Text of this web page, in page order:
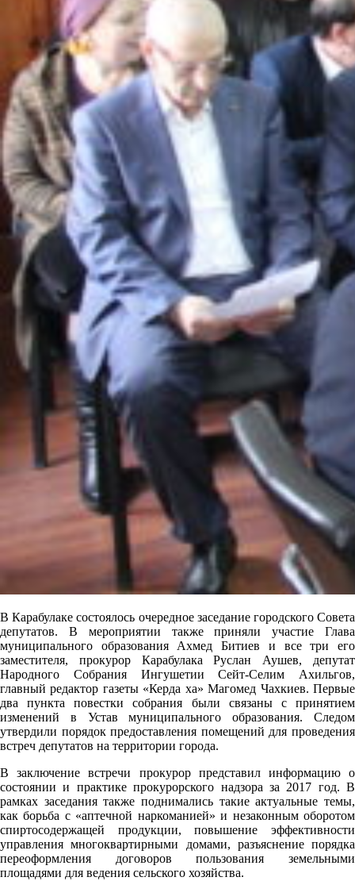
В Карабулаке состоялось очередное заседание городского Совета
депутатов. В мероприятии также приняли участие Глава
муниципального образования Ахмед Битиев и все три его
заместителя, прокурор Карабулака Руслан Аушев, депутат
Народного Собрания Ингушетии Сейт-Селим Ахильгов,
главный редактор газеты «Керда ха» Магомед Чахкиев. Первые
два пункта повестки собрания были связаны с принятием
изменений в Устав муниципального образования. Следом
утвердили порядок предоставления помещений для проведения
встреч депутатов на территории города.
В заключение встречи прокурор представил информацию о
состоянии и практике прокурорского надзора за 2017 год. В
рамках заседания также поднимались такие актуальные темы,
как борьба с «аптечной наркоманией» и незаконным оборотом
спиртосодержащей продукции, повышение эффективности
управления многоквартирными домами, разъяснение порядка
переоформления договоров пользования земельными
площадями для ведения сельского хозяйства.